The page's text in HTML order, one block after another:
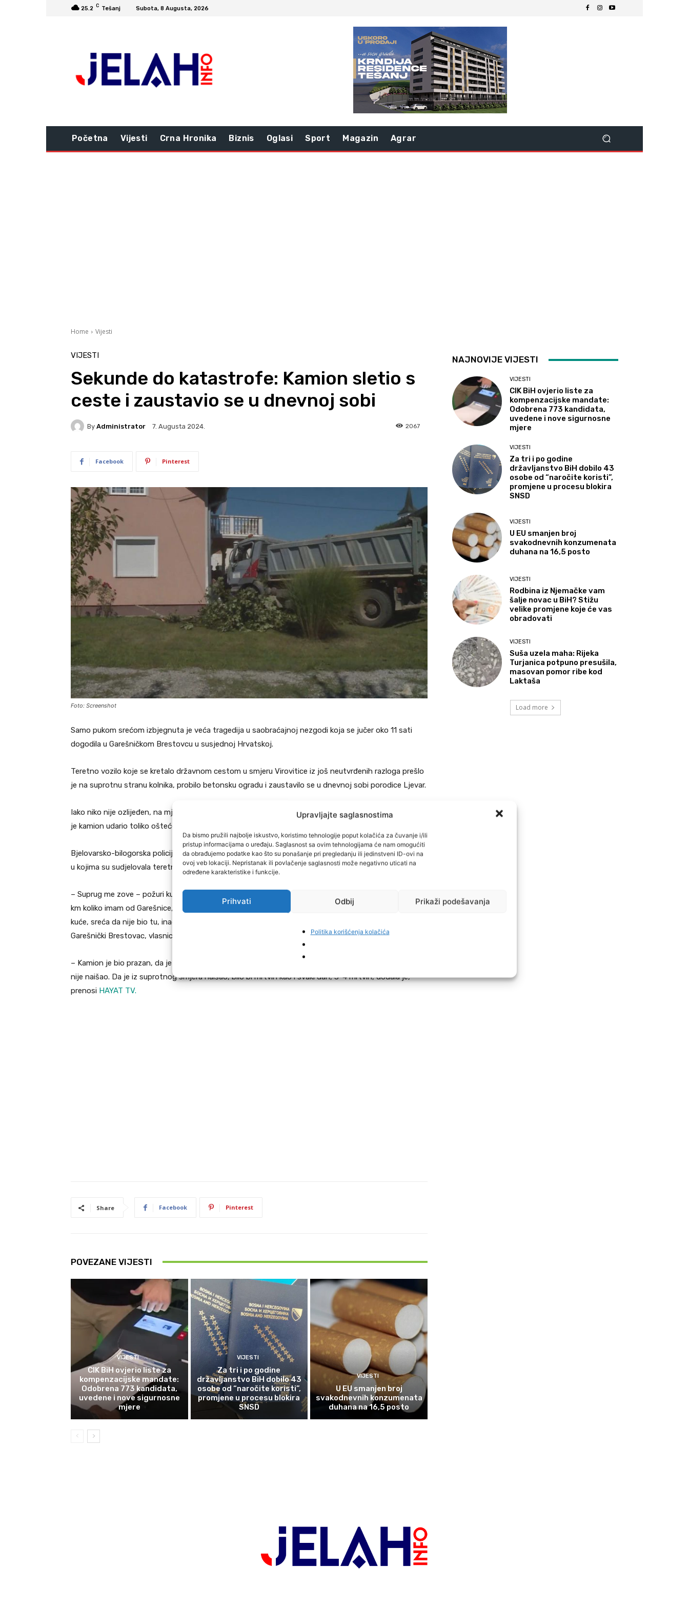
Upravljajte saglasnostima
Da bismo pružili najbolje iskustvo, koristimo tehnologije poput kolačića za čuvanje i/ili
pristup informacijama o uređaju. Saglasnost sa ovim tehnologijama će nam omogućiti
da obrađujemo podatke kao što su ponašanje pri pregledanju ili jedinstveni ID-ovi na
ovoj veb lokaciji. Nepristanak ili povlačenje saglasnosti može negativno uticati na
određene karakteristike i funkcije.
Prihvati Odbij Prikaži podešavanja
Politika korišćenja kolačića
25.2 C Tešanj Subota, 8 Augusta, 2026
Početna Vijesti Crna Hronika Biznis Oglasi Sport Magazin Agrar
Home Vijesti
VIJESTI
Sekunde do katastrofe: Kamion sletio s
ceste i zaustavio se u dnevnoj sobi
By Administrator 7. Augusta 2024. 2067
Facebook Pinterest
Foto: Screenshot
Samo pukom srećom izbjegnuta je veća tragedija u saobraćajnoj nezgodi koja se jučer oko 11 sati
dogodila u Garešničkom Brestovcu u susjednoj Hrvatskoj.
Teretno vozilo koje se kretalo državnom cestom u smjeru Virovitice iz još neutvrđenih razloga prešlo
je na suprotnu stranu kolnika, probilo betonsku ogradu i zaustavilo se u dnevnoj sobi porodice Ljevar.
Iako niko nije ozlijeđen, na mjestu nesreće intervenirali su i vatrogasci jer je zid porodične kuće u koju
je kamion udario toliko oštećen da mu prijeti urušavanje.
Bjelovarsko-bilogorska policija u sedam mjeseci ove godine evidentirala čak 67 saobraćajnih nesreća
u kojima su sudjelovala teretna vozila.
– Suprug me zove – požuri kući, zaletio se kamion u kuću. Ostala sam bez riječi, sjela na bicikl jurila 3
km koliko imam od Garešnice, okamenila sam se kad sam vidjela. On kaže rasplakao sam se. Bio je iza
kuće, sreća da nije bio tu, inače tu vodu vadi iz bunara. Bože sačuvaj, ispričala je Mara Ljevar,
Garešnički Brestovac, vlasnica kuće.
– Kamion je bio prazan, da je bio natrpan, masa bi probila kuću, ko zna gdje bi završio. I sreća što nito
nije naišao. Da je iz suprotnog smjera naišao, bilo bi mrtvih kao i svaki dan, 3-4 mrtvih, dodala je,
prenosi HAYAT TV.
Share Facebook Pinterest
POVEZANE VIJESTI
VIJESTI
CIK BiH ovjerio liste za
kompenzacijske mandate:
Odobrena 773 kandidata,
uvedene i nove sigurnosne
mjere
VIJESTI
Za tri i po godine
državljanstvo BiH dobilo 43
osobe od “naročite koristi”,
promjene u procesu blokira
SNSD
VIJESTI
U EU smanjen broj
svakodnevnih konzumenata
duhana na 16,5 posto
NAJNOVIJE VIJESTI
VIJESTI
CIK BiH ovjerio liste za
kompenzacijske mandate:
Odobrena 773 kandidata,
uvedene i nove sigurnosne
mjere
VIJESTI
Za tri i po godine
državljanstvo BiH dobilo 43
osobe od “naročite koristi”,
promjene u procesu blokira
SNSD
VIJESTI
U EU smanjen broj
svakodnevnih konzumenata
duhana na 16,5 posto
VIJESTI
Rodbina iz Njemačke vam
šalje novac u BiH? Stižu
velike promjene koje će vas
obradovati
VIJESTI
Suša uzela maha: Rijeka
Turjanica potpuno presušila,
masovan pomor ribe kod
Laktaša
Load more